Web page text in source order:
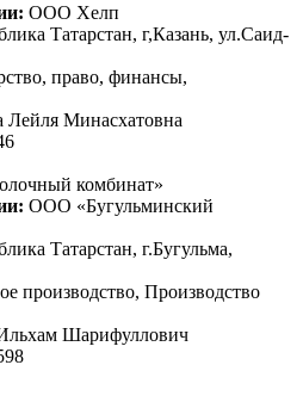
ООО Хелп
Татарстан, г,Казань, ул.Саид-
право, финансы,
Лейля Минасхатовна
ООО «Бугульминский
Татарстан, г.Бугульма,
производство, Производство
Шарифуллович